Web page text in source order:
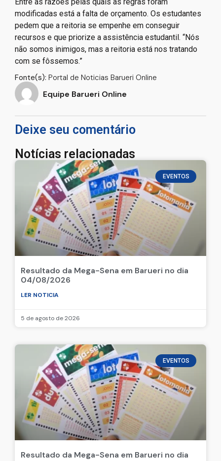
modificadas está a falta de orçamento. Os estudantes
pedem que a reitoria se empenhe em conseguir
recursos e que priorize a assistência estudantil. “Nós
não somos inimigos, mas a reitoria está nos tratando
com se fôssemos.”
Fonte(s): Portal de Noticias Barueri Online
Equipe Barueri Online
Deixe seu comentário
Notícias relacionadas
EVENTOS
Resultado da Mega-Sena em Barueri no dia
04/08/2026
LER NOTICIA
5 de agosto de 2026
EVENTOS
Resultado da Mega-Sena em Barueri no dia